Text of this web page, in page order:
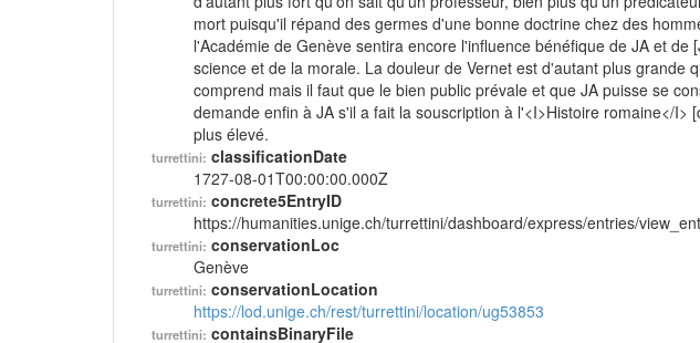
mort puisqu'il répand des germes d'une bonne doctrine chez des
l'Académie de Genève sentira encore l'influence bénéfique de JA et
science et de la morale. La douleur de Vernet est d'autant plus grande
comprend mais il faut que le bien public prévale et que JA puisse se
demande enfin à JA s'il a fait la souscription à l'<I>Histoire romaine</
plus élevé.
turrettini: classificationDate
1727-08-01T00:00:00.000Z
turrettini: concrete5EntryID
https://humanities.unige.ch/turrettini/dashboard/express/entries/
turrettini: conservationLoc
Genève
turrettini: conservationLocation
https://lod.unige.ch/rest/turrettini/location/ug53853
turrettini: containsBinaryFile